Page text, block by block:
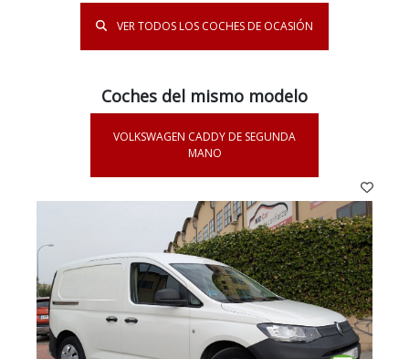
VER TODOS LOS COCHES DE OCASIÓN
Coches del mismo modelo
VOLKSWAGEN CADDY DE SEGUNDA
MANO